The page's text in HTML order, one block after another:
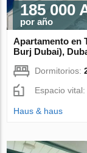
185 000
por año
Apartamento en
Burj Dubai),
Dormitorios:
Espacio vital:
Haus & haus